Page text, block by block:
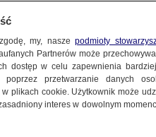
my, naszepodmioty
Partnerów może
dostęp w celu zapewnienia
przetwarzanie danych
plikach cookie. Użytkownik może
interes w dowolnym